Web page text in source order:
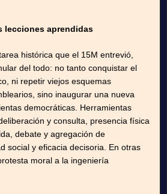
lecciones aprendidas
histórica que el 15M entrevió,
del todo: no tanto conquistar el
ni repetir viejos esquemas
sino inaugurar una nueva
democráticas. Herramientas
y consulta, presencia física
debate y agregación de
social y eficacia decisoria. En otras
moral a la ingeniería